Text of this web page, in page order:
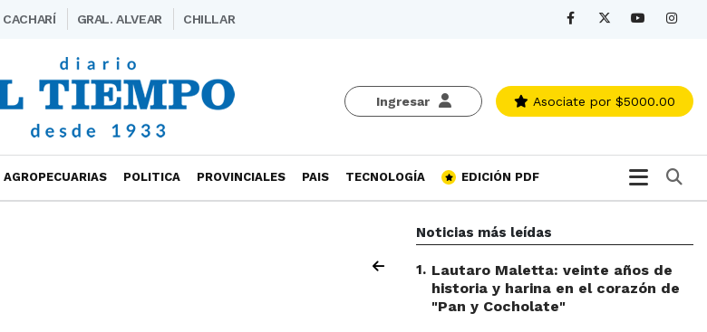
CACHARÍ GRAL. ALVEAR CHILLAR
Ingresar Asociate por $5000.00
AGROPECUARIAS POLITICA PROVINCIALES PAIS TECNOLOGÍA EDICIÓN PDF
Noticias más leídas
1. Lautaro Maletta: veinte años de
historia y harina en el corazón de
"Pan y Cocholate"